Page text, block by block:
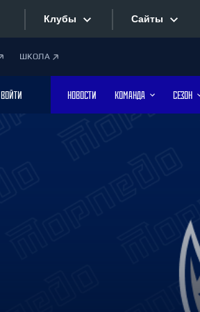
Клубы
Дивизион Боброва
Лада
Сайты
Фотобанк
ШКОЛА
ВОЙТИ НОВОСТИ КОМАНДА СЕЗОН